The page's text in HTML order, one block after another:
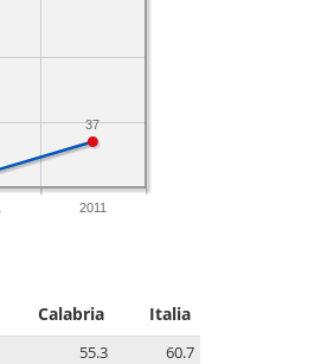
2011
37
Calabria Italia
55.3
60.7